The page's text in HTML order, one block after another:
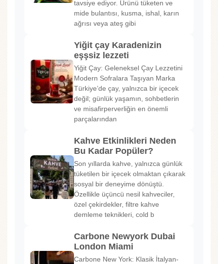
tavsiye ediyor. Ürünü tüketen ve
mide bulantısı, kusma, ishal, karın
ağrısı veya ateş gibi
Yiğit çay Karadenizin
eşşsiz lezzeti
Yiğit Çay: Geleneksel Çay Lezzetini
Modern Sofralara Taşıyan Marka
Türkiye’de çay, yalnızca bir içecek
değil; günlük yaşamın, sohbetlerin
ve misafirperverliğin en önemli
parçalarından
Kahve Etkinlikleri Neden
Bu Kadar Popüler?
Son yıllarda kahve, yalnızca günlük
tüketilen bir içecek olmaktan çıkarak
sosyal bir deneyime dönüştü.
Özellikle üçüncü nesil kahveciler,
özel çekirdekler, filtre kahve
demleme teknikleri, cold b
Carbone Newyork Dubai
London Miami
Carbone New York: Klasik İtalyan-